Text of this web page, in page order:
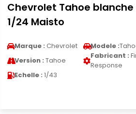
Chevrolet Tahoe blanche
1/24 Maisto
Marque : Chevrolet Modele :
Version : Tahoe
Fabricant :
Response
Echelle : 1/43